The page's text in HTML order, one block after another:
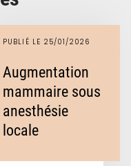
PUBLIÉ LE 25/01/2026
Augmentation
mammaire sous
anesthésie
locale